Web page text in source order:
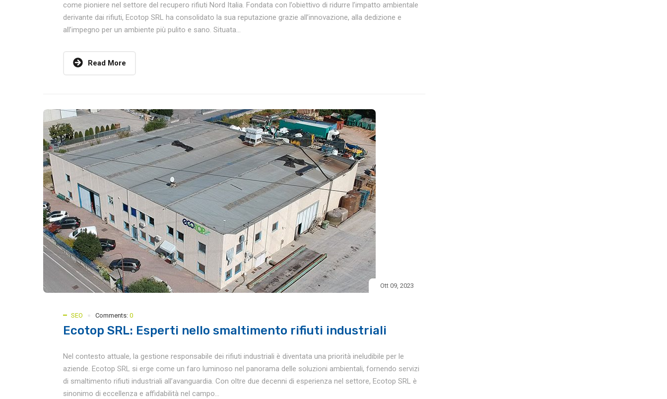
come pioniere nel settore del recupero rifiuti Nord Italia. Fondata con l’obiettivo di ridurre l’impatto ambientale
derivante dai rifiuti, Ecotop SRL ha consolidato la sua reputazione grazie all’innovazione, alla dedizione e
all’impegno per un ambiente più pulito e sano. Situata...
Read More
Ott 09, 2023
SEO Comments: 0
Ecotop SRL: Esperti nello smaltimento rifiuti industriali
Nel contesto attuale, la gestione responsabile dei rifiuti industriali è diventata una priorità ineludibile per le
aziende. Ecotop SRL si erge come un faro luminoso nel panorama delle soluzioni ambientali, fornendo servizi
di smaltimento rifiuti industriali all’avanguardia. Con oltre due decenni di esperienza nel settore, Ecotop SRL è
sinonimo di eccellenza e affidabilità nel campo...